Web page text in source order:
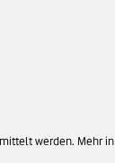
werden. Mehr in